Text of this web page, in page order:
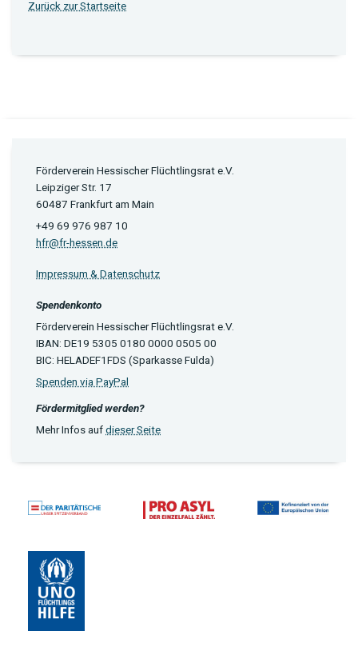
Zurück zur Startseite
Förderverein Hessischer Flüchtlingsrat e.V.
Leipziger Str. 17
60487 Frankfurt am Main
+49 69 976 987 10
hfr@fr-hessen.de
Impressum & Datenschutz
Spendenkonto
Förderverein Hessischer Flüchtlingsrat e.V.
IBAN: DE19 5305 0180 0000 0505 00
BIC: HELADEF1FDS (Sparkasse Fulda)
Spenden via PayPal
Fördermitglied werden?
Mehr Infos aufdieser Seite